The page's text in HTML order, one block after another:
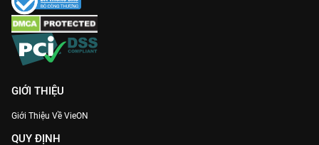
GIỚI THIỆU
Giới Thiệu Về VieON
QUY ĐỊNH